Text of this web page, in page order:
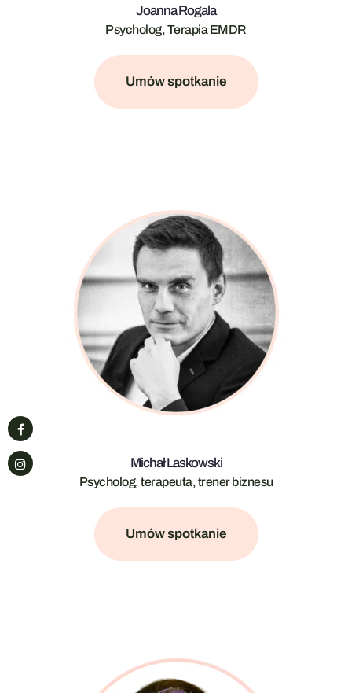
Joanna Rogala
Psycholog, Terapia EMDR
Umów spotkanie
Michał Laskowski
Psycholog, terapeuta, trener biznesu
Umów spotkanie